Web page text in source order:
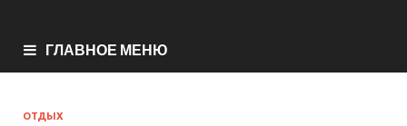
ГЛАВНОЕ МЕНЮ
ОТДЫХ